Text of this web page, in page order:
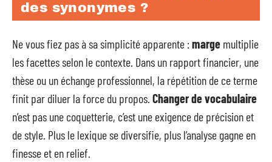
des synonymes ?
Ne vous fiez pas à sa simplicité apparente :marge multiplie
les facettes selon le contexte. Dans un rapport financier, une
thèse ou un échange professionnel, la répétition de ce terme
finit par diluer la force du propos. Changer de vocabulaire
n’est pas une coquetterie, c’est une exigence de précision et
de style. Plus le lexique se diversifie, plus l’analyse gagne en
finesse et en relief.